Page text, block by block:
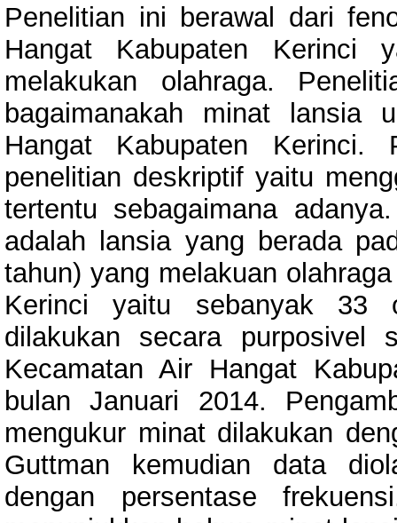
Penelitian ini berawal dari
Hangat Kabupaten Kerinci
melakukan olahraga.
bagaimanakah minat lansia
Hangat Kabupaten
penelitian deskriptif yaitu
tertentu sebagaimana
adalah lansia yang berada
tahun) yang melakuan
Kerinci yaitu sebanyak 33
dilakukan secara purposivel
Kecamatan Air Hangat
bulan Januari 2014.
mengukur minat dilakukan
Guttman kemudian data
dengan persentase